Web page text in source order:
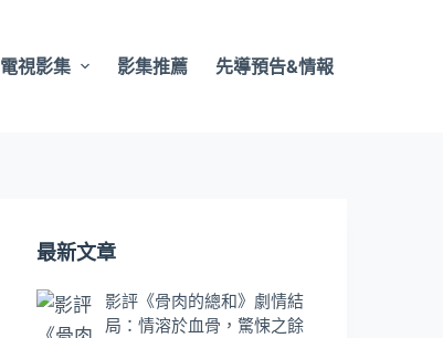
電視影集 影集推薦 先導預告&情報
最新文章
影評《骨肉的總和》劇情結
局：情溶於血骨，驚悚之餘